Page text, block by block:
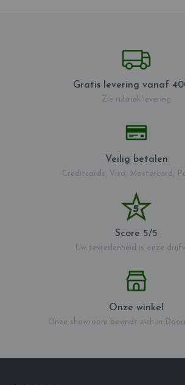
Gratis levering vanaf
Zie rubriek levering
Veilig betalen
Creditcards, Visa, Mastercard,
Score 5/5
Uw tevredenheid is onze
Onze winkel
Onze showroom bevindt zich in